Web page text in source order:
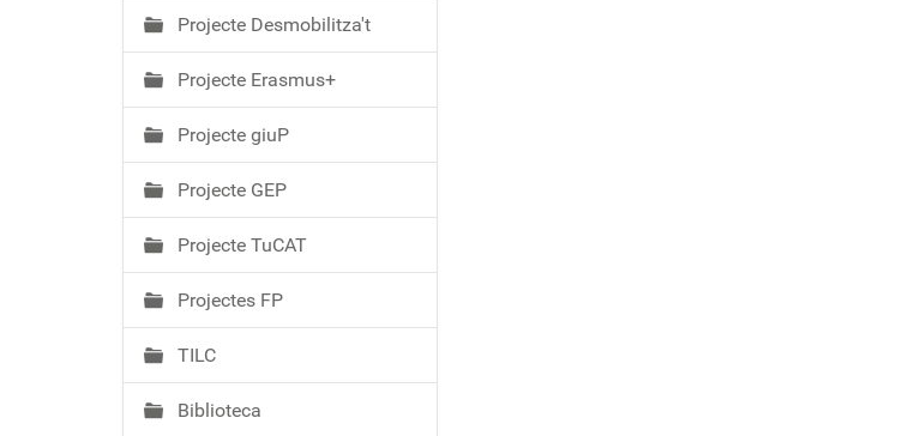
Projecte Desmobilitza't
Projecte Erasmus+
Projecte giuP
Projecte GEP
Projecte TuCAT
Projectes FP
TILC
Biblioteca